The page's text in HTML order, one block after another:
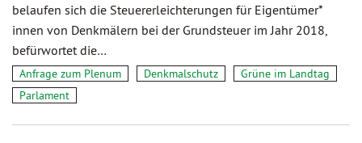
belaufen sich die Steuererleichterungen für Eigentümer*
innen von Denkmälern bei der Grundsteuer im Jahr 2018,
befürwortet die…
Anfrage zum Plenum Denkmalschutz
Grüne im Landtag
Parlament